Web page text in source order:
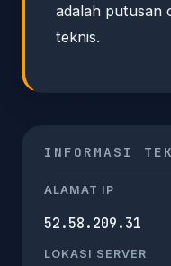
adalah putusan
teknis.
INFORMASI
ALAMAT IP
52.58.209.31
LOKASI SERVER